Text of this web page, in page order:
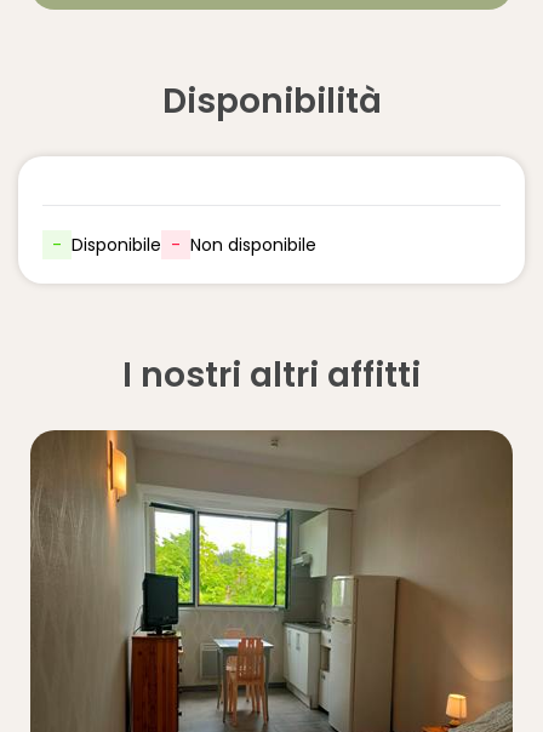
Disponibilità
- Disponibile - Non disponibile
I nostri altri affitti